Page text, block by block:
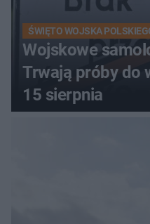
ŚWIĘTO WOJSKA
Wojskowe
Trwają próby do
15 sierpnia